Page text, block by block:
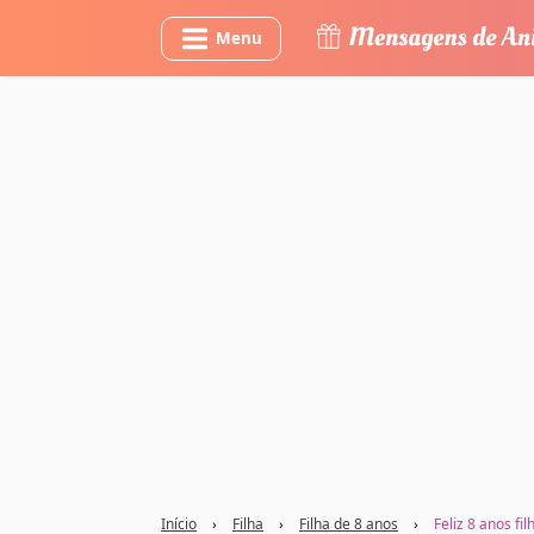
Menu
Início › Filha › Filha de 8 anos › Feliz 8 anos